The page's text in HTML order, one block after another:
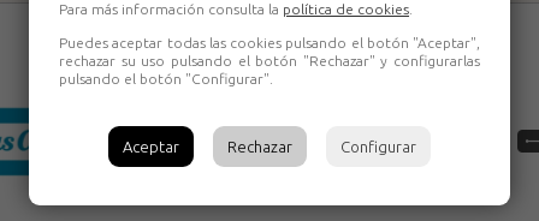
Para más información consulta la política de cookies
Puedes aceptar todas las cookies pulsando el botón "Aceptar",
rechazar su uso pulsando el botón "Rechazar" y configurarlas
pulsando el botón "Configurar".
Aceptar Rechazar Configurar